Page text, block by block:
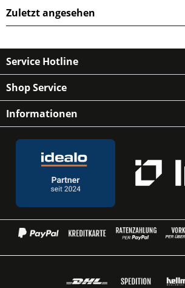
Zuletzt angesehen
Service Hotline
Shop Service
Informationen